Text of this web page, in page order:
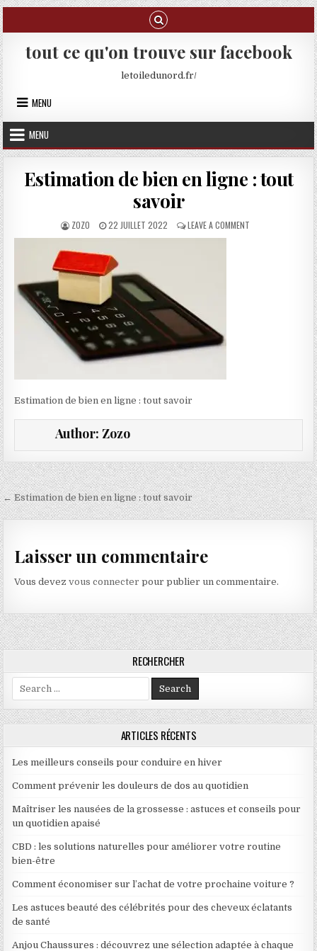
Skip to content
tout ce qu'on trouve sur facebook
letoiledunord.fr/
MENU
MENU
Estimation de bien en ligne : tout
savoir
AUTHOR:
ZOZO PUBLISHED DATE:
22 JUILLET 2022 LEAVE A COMMENTON ESTIMATION
Estimation de bien en ligne : tout savoir
Author: Zozo
Navigation de l’article
← Estimation de bien en ligne : tout savoir
Laisser un commentaire
Vous devezvous connecter pour publier un commentaire.
RECHERCHER
Search for:
ARTICLES RÉCENTS
Les meilleurs conseils pour conduire en hiver
Comment prévenir les douleurs de dos au quotidien
Maîtriser les nausées de la grossesse : astuces et conseils pour
un quotidien apaisé
CBD : les solutions naturelles pour améliorer votre routine
bien-être
Comment économiser sur l’achat de votre prochaine voiture ?
Les astuces beauté des célébrités pour des cheveux éclatants
de santé
Anjou Chaussures : découvrez une sélection adaptée à chaque